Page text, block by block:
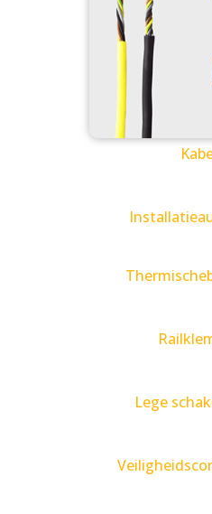
Lege